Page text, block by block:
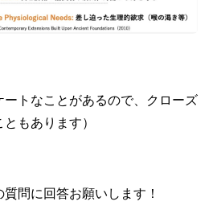
ートなことがあるので、クローズ
もあります）
問に回答お願いします！